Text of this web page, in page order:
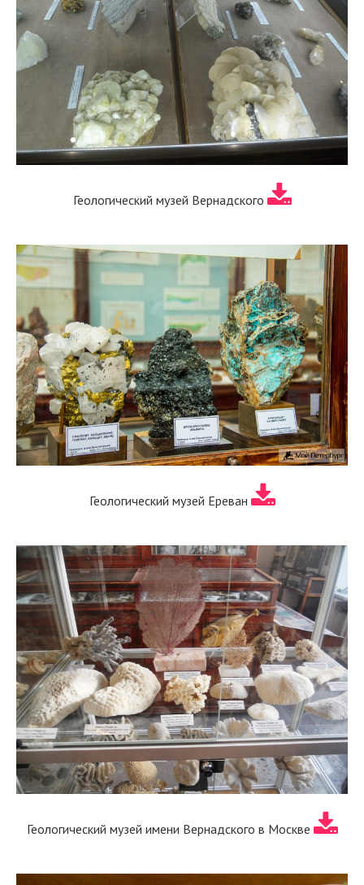
Геологический музей Вернадского
Геологический музей Ереван
Геологический музей имени Вернадского в Москве